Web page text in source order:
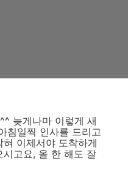
늦게나마 이렇게 새
침일찍 인사를 드리고
이제서야 도착하게
고요, 올 한 해도 잘